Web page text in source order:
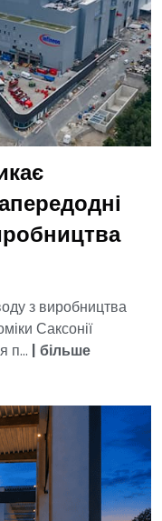
з виробництва
Саксонії
п... | більше